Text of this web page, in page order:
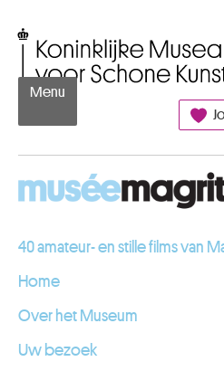
Menu
40 amateur- en stille films van
Home
Over het Museum
Uw bezoek